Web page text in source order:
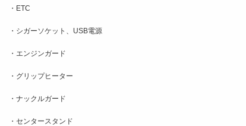
・ETC
・シガーソケット、USB電源
・エンジンガード
・グリップヒーター
・ナックルガード
・センタースタンド